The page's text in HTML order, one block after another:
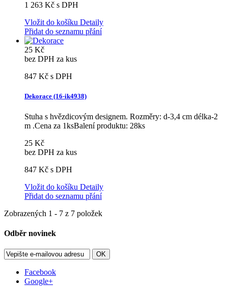
1 263 Kč s DPH
Vložit do košíku Detaily
Přidat do seznamu přání
25 Kč
bez DPH za kus
847 Kč s DPH
Dekorace (16-ik4938)
Stuha s hvězdicovým designem. Rozměry: d-3,4 cm délka-2
m .Cena za 1ksBalení produktu: 28ks
25 Kč
bez DPH za kus
847 Kč s DPH
Vložit do košíku Detaily
Přidat do seznamu přání
Zobrazených 1 - 7 z 7 položek
Odběr novinek
OK
Facebook
Google+